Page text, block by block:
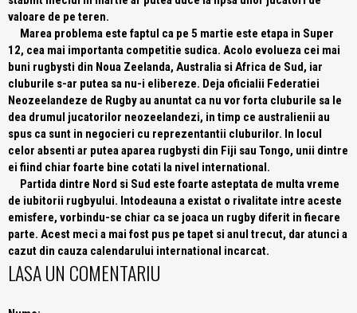
valoare de pe teren.
Marea problema este faptul ca pe 5 martie este etapa in Super
12, cea mai importanta competitie sudica. Acolo evolueza cei mai
buni rugbysti din Noua Zeelanda, Australia si Africa de Sud, iar
cluburile s-ar putea sa nu-i elibereze. Deja oficialii Federatiei
Neozeelandeze de Rugby au anuntat ca nu vor forta cluburile sa le
dea drumul jucatorilor neozeelandezi, in timp ce australienii au
spus ca sunt in negocieri cu reprezentantii cluburilor. In locul
celor absenti ar putea aparea rugbysti din Fiji sau Tongo, unii dintre
ei fiind chiar foarte bine cotati la nivel international.
Partida dintre Nord si Sud este foarte asteptata de multa vreme
de iubitorii rugbyului. Intodeauna a existat o rivalitate intre aceste
emisfere, vorbindu-se chiar ca se joaca un rugby diferit in fiecare
parte. Acest meci a mai fost pus pe tapet si anul trecut, dar atunci a
cazut din cauza calendarului international incarcat.
LASA UN COMENTARIU